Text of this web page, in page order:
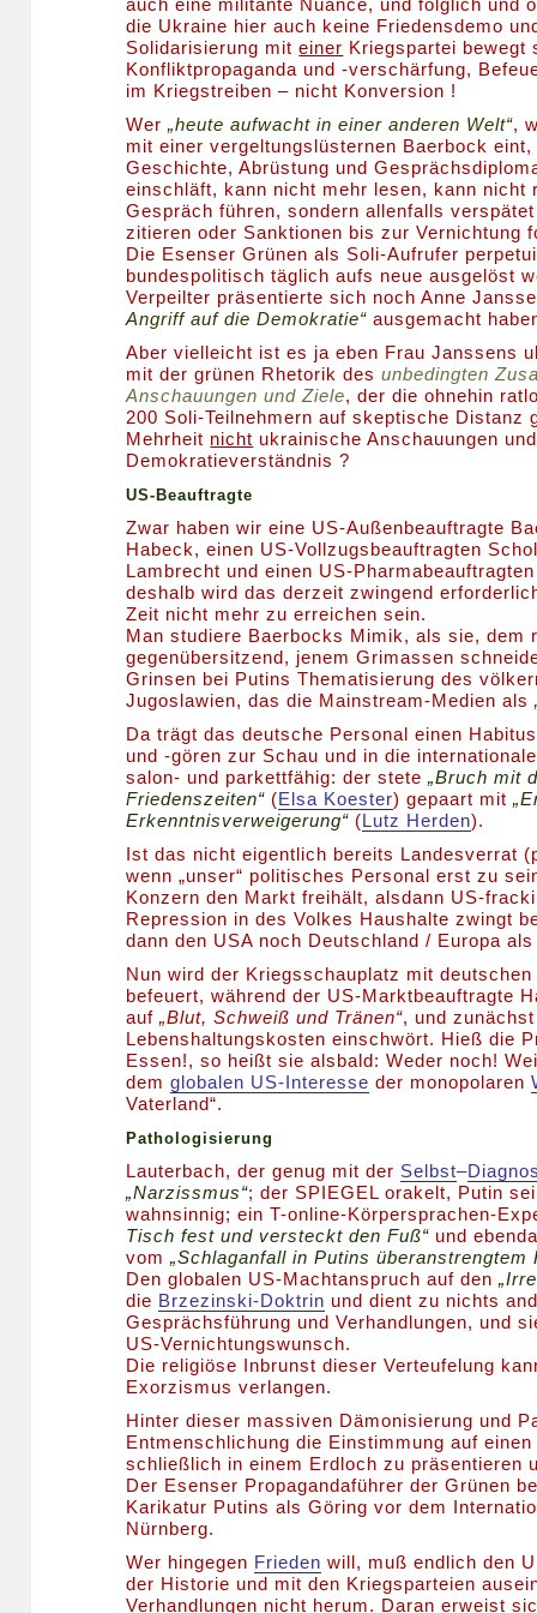
die Ukraine hier auch keine Friedensdemo
Solidarisierung miteiner Kriegspartei bewegt
Konfliktpropaganda und -verschärfung,
im Kriegstreiben – nicht Konversion !
Wer„heute aufwacht in einer anderen Welt“,
mit einer vergeltungslüsternen Baerbock
Geschichte, Abrüstung und
einschläft, kann nicht mehr lesen, kann nicht
Gespräch führen, sondern allenfalls
zitieren oder Sanktionen bis zur Vernichtung
Die Esenser Grünen als Soli-Aufrufer
bundespolitisch täglich aufs neue ausgelöst
Verpeilter präsentierte sich noch Anne
Angriff auf die Demokratie“ausgemacht
Aber vielleicht ist es ja eben Frau Janssens
mit der grünen Rhetorik desunbedingten
Anschauungen und Ziele, der die ohnehin
200 Soli-Teilnehmern auf skeptische Distanz
Mehrheit nicht ukrainische Anschauungen
Demokratieverständnis ?
US-Beauftragte
Zwar haben wir eine US-Außenbeauftragte
Habeck, einen US-Vollzugsbeauftragten
Lambrecht und einen US-
deshalb wird das derzeit zwingend
Zeit nicht mehr zu erreichen sein.
Man studiere Baerbocks Mimik, als sie, dem
gegenübersitzend, jenem Grimassen
Grinsen bei Putins Thematisierung des
Jugoslawien, das die Mainstream-Medien als
Da trägt das deutsche Personal einen
und -gören zur Schau und in die
salon- und parkettfähig: der stete„Bruch mit
Friedenszeiten“ (Elsa Koester) gepaart mit
Erkenntnisverweigerung“ (Lutz Herden).
Ist das nicht eigentlich bereits Landesverrat
wenn „unser“ politisches Personal erst zu
Konzern den Markt freihält, alsdann US-
Repression in des Volkes Haushalte zwingt
dann den USA noch Deutschland / Europa
Nun wird der Kriegsschauplatz mit
befeuert, während der US-Marktbeauftragte
auf„Blut, Schweiß und Tränen“, und
Lebenshaltungskosten einschwört. Hieß die
Essen!, so heißt sie alsbald: Weder noch!
demglobalen US-Interesse der monopolaren
Vaterland“.
Pathologisierung
Lauterbach, der genug mit der Selbst–
„Narzissmus“; der SPIEGEL orakelt, Putin
wahnsinnig; ein T-online-Körpersprachen-
Tisch fest und versteckt den Fuß“ und
vom„Schlaganfall in Putins überanstrengtem
Den globalen US-Machtanspruch auf den
die Brzezinski-Doktrin und dient zu nichts
Gesprächsführung und Verhandlungen, und
US-Vernichtungswunsch.
Die religiöse Inbrunst dieser Verteufelung
Exorzismus verlangen.
Hinter dieser massiven Dämonisierung und
Entmenschlichung die Einstimmung auf
schließlich in einem Erdloch zu präsentieren
Der Esenser Propagandaführer der Grünen
Karikatur Putins als Göring vor dem
Nürnberg.
Wer hingegen Frieden will, muß endlich den
der Historie und mit den Kriegsparteien
Verhandlungen nicht herum. Daran erweist